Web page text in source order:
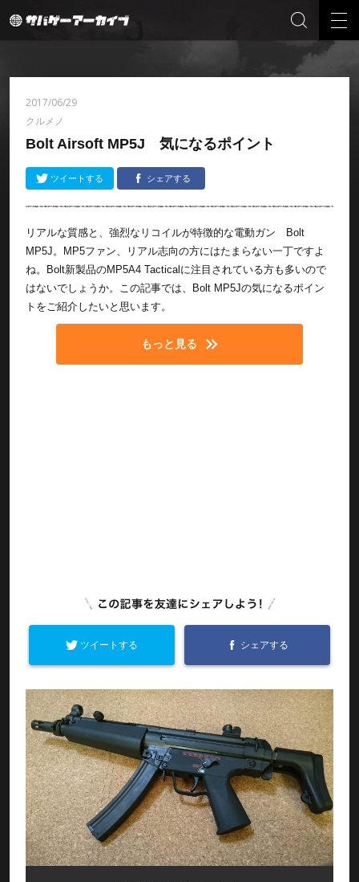
2017/06/29
クルメノ
Bolt Airsoft MP5J 気になるポイント
ツイートする シェアする
リアルな質感と、強烈なリコイルが特徴的な電動ガン Bolt
MP5J。MP5ファン、リアル志向の方にはたまらない一丁ですよ
ね。Bolt新製品のMP5A4 Tacticalに注目されている方も多いので
はないでしょうか。この記事では、Bolt MP5Jの気になるポイン
トをご紹介したいと思います。
もっと見る
ツイートする シェアする